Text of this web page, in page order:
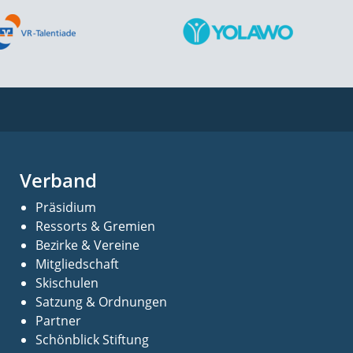
Verband
Präsidium
Ressorts & Gremien
Bezirke & Vereine
Mitgliedschaft
Skischulen
Satzung & Ordnungen
Partner
Schönblick Stiftung